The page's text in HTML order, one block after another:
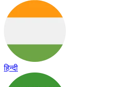
हिन्दी